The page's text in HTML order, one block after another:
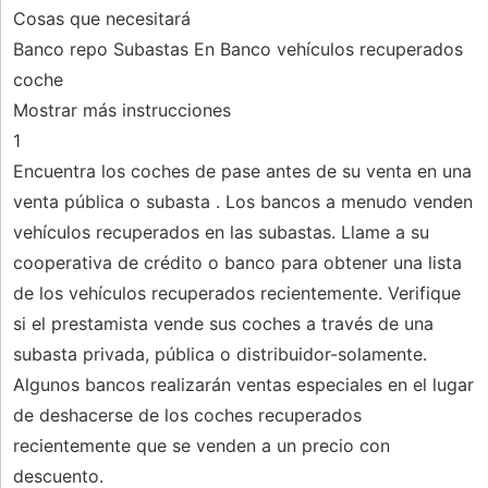
Cosas que necesitará
Banco repo Subastas En Banco vehículos recuperados
coche
Mostrar más instrucciones
1
Encuentra los coches de pase antes de su venta en una
venta pública o subasta . Los bancos a menudo venden
vehículos recuperados en las subastas. Llame a su
cooperativa de crédito o banco para obtener una lista
de los vehículos recuperados recientemente. Verifique
si el prestamista vende sus coches a través de una
subasta privada, pública o distribuidor-solamente.
Algunos bancos realizarán ventas especiales en el lugar
de deshacerse de los coches recuperados
recientemente que se venden a un precio con
descuento.